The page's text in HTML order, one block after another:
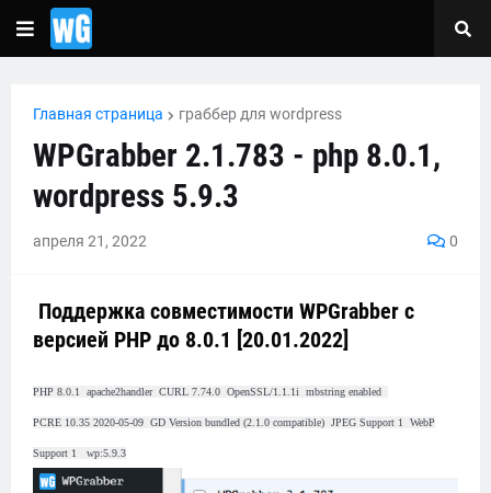
Главная страница граббер для wordpress
WPGrabber 2.1.783 - php 8.0.1,
wordpress 5.9.3
апреля 21, 2022 0
Поддержка совместимости WPGrabber с
версией PHP до 8.0.1 [20.01.2022]
PHP 8.0.1 apache2handler CURL 7.74.0 OpenSSL/1.1.1i mbstring enabled
PCRE 10.35 2020-05-09 GD Version bundled (2.1.0 compatible) JPEG Support 1 WebP
Support 1 wp:5.9.3